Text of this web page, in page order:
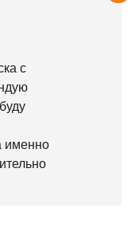
с
именно